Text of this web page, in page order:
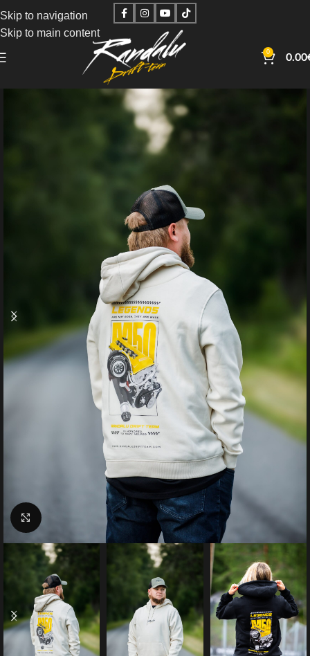
Skip to navigation
Skip to main content
0 0.00
Suurenda